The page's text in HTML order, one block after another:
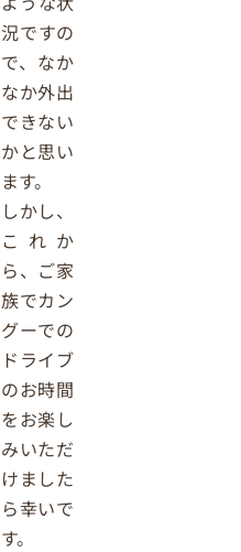
況ですの
で、なか
なか外出
できない
かと思い
ます。
しかし、
これか
ら、ご家
族でカン
グーでの
ドライブ
のお時間
をお楽し
みいただ
けました
ら幸いで
す。